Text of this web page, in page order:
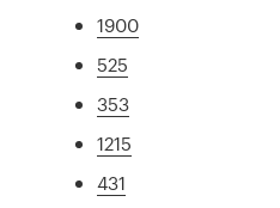
1900
525
353
1215
431